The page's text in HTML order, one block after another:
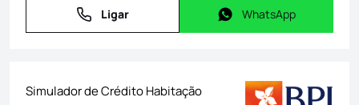
Ligar
Ligar WhatsApp
WhatsApp
Simulador de Crédito Habitação